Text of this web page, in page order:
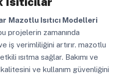
Mazotlu Isıtıcı Modelleri
projelerin zamanında
iş verimliliğini artırır. mazotlu
ısıtma sağlar. Bakımı ve
ve kullanım güvenliğini